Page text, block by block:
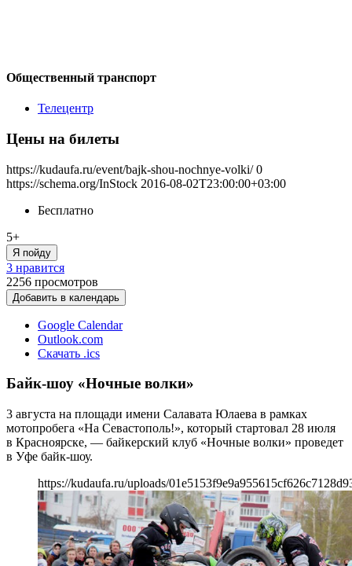
Общественный транспорт
Телецентр
Цены на билеты
https://kudaufa.ru/event/bajk-shou-nochnye-volki/ 0
https://schema.org/InStock 2016-08-02T23:00:00+03:00
Бесплатно
5+
Я пойду
3 нравится
2256 просмотров
Добавить в календарь
Google Calendar
Outlook.com
Скачать .ics
Байк-шоу «Ночные волки»
3 августа на площади имени Салавата Юлаева в рамках
мотопробега «На Севастополь!», который стартовал 28 июля
в Красноярске, — байкерский клуб «Ночные волки» проведет
в Уфе байк-шоу.
https://kudaufa.ru/uploads/